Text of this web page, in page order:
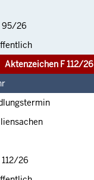
95/26
Aktenzeichen F 112/26
112/26